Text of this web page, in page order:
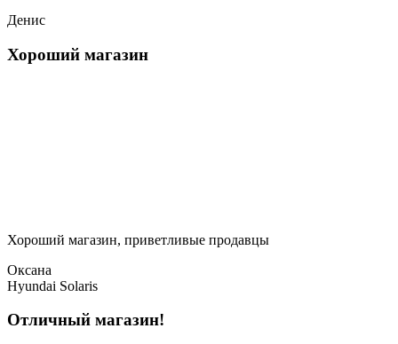
Денис
Хороший магазин
Хороший магазин, приветливые продавцы
Оксана
Hyundai Solaris
Отличный магазин!